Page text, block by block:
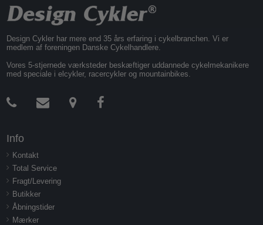
Design Cykler har mere end 35 års erfaring i cykelbranchen. Vi er
medlem af foreningen Danske Cykelhandlere.
Vores 5-stjernede værksteder beskæftiger uddannede cykelmekanikere
med speciale i elcykler, racercykler og mountainbikes.
Info
Kontakt
Total Service
Fragt/Levering
Butikker
Åbningstider
Mærker